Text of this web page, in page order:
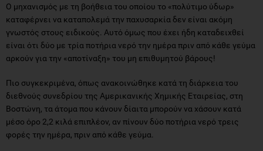
Ο μηχανισμός με τη βοήθεια του οποίου το «πολύτιμο ύδωρ»
καταφέρνει να καταπολεμά την παχυσαρκία δεν είναι ακόμη
γνωστός στους ειδικούς. Αυτό όμως που έχει ήδη καταδειχθεί
είναι ότι δύο με τρία ποτήρια νερό την ημέρα πριν από κάθε γεύμα
αρκούν για την «αποτίναξη» του μη επιθυμητού βάρους!
Πιο συγκεκριμένα, όπως ανακοινώθηκε κατά τη διάρκεια του
διεθνούς συνεδρίου της Αμερικανικής Χημικής Εταιρείας, στη
Βοστώνη, τα άτομα που κάνουν δίαιτα μπορούν να χάσουν κατά
μέσο όρο 2,2 κιλά επιπλέον, αν πίνουν δύο ποτήρια νερό τρεις
φορές την ημέρα, πριν από κάθε γεύμα.